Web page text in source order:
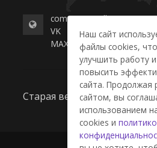
commerce-college.ru
VK
MAX
Старая версия сайта
Наш сайт
файлы cookies,
улучшить работу и
повысить
сайта. Продолжая
сайтом, вы
использованием
cookies и